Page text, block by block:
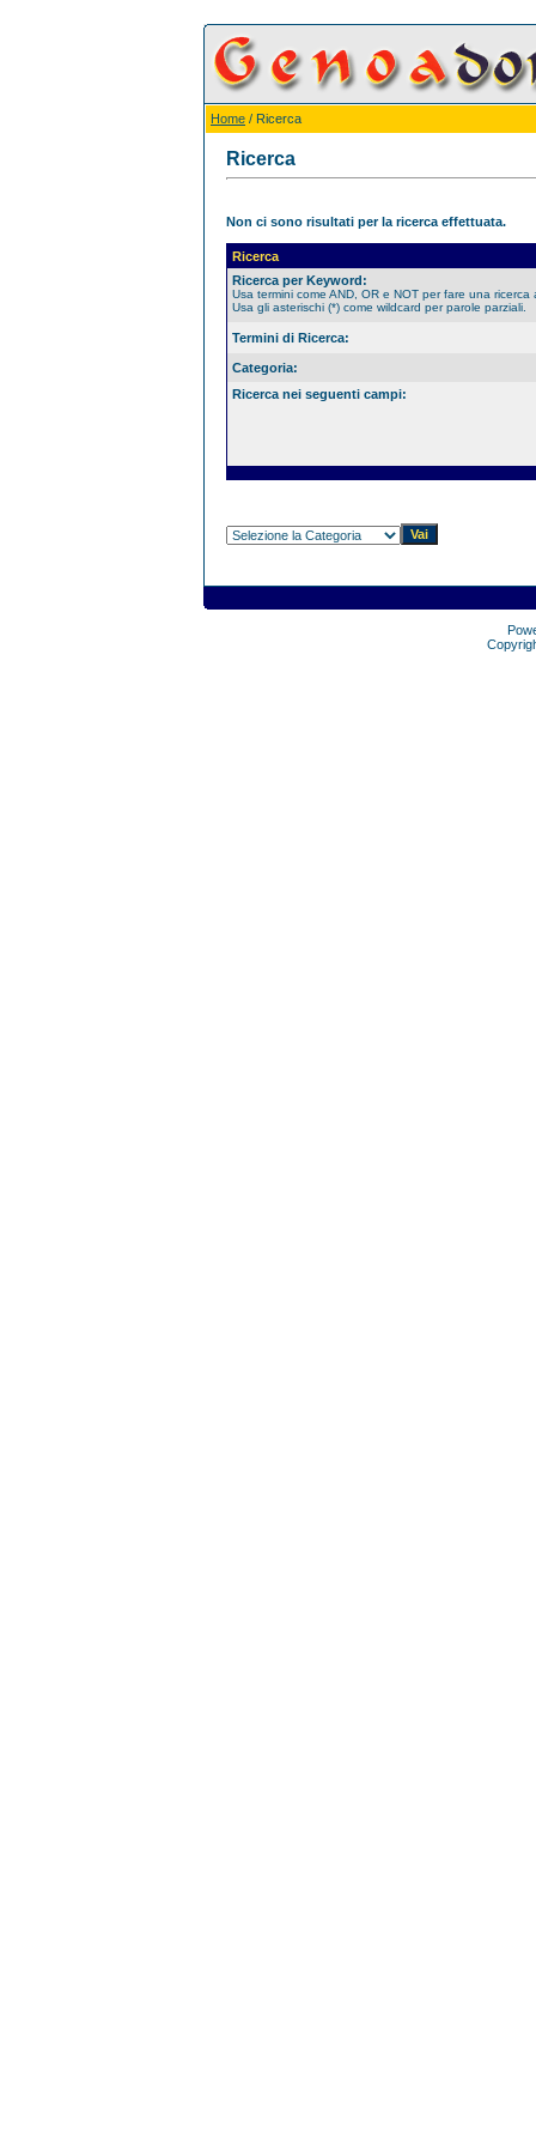
Home / Ricerca
Ricerca
Non ci sono risultati per la ricerca effettuata.
Ricerca
Ricerca per Keyword:
Usa termini come AND, OR e NOT per fare una ricerca
Usa gli asterischi (*) come wildcard per parole parziali.
Termini di Ricerca:
Categoria:
Ricerca nei seguenti campi: